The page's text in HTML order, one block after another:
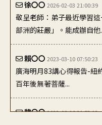
徐〇〇 2026-02-03 21:00:39
敬呈老師：弟子最近學習
部洲的莊嚴」。能成辦自他
賴〇〇 2023-03-10 07:50:23
廣海明月83講心得報告-紐
百年後無著菩薩...
魏〇〇2023-08-16 21:53:12